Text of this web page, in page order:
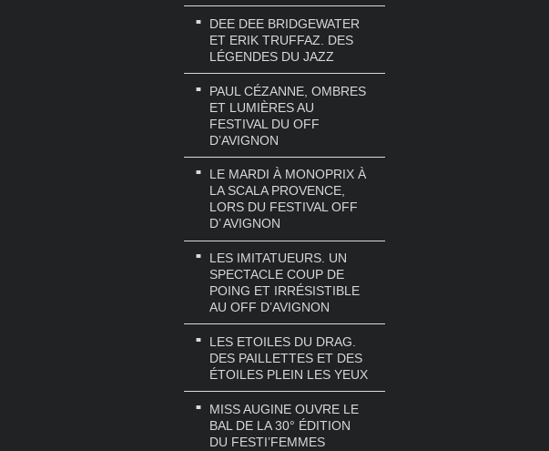
DEE DEE BRIDGEWATER
ET ERIK TRUFFAZ. DES
LÉGENDES DU JAZZ
PAUL CÉZANNE, OMBRES
ET LUMIÈRES AU
FESTIVAL DU OFF
D’AVIGNON
LE MARDI À MONOPRIX À
LA SCALA PROVENCE,
LORS DU FESTIVAL OFF
D’ AVIGNON
LES IMITATUEURS. UN
SPECTACLE COUP DE
POING ET IRRÉSISTIBLE
AU OFF D’AVIGNON
LES ETOILES DU DRAG.
DES PAILLETTES ET DES
ÉTOILES PLEIN LES YEUX
MISS AUGINE OUVRE LE
BAL DE LA 30° ÉDITION
DU FESTI’FEMMES